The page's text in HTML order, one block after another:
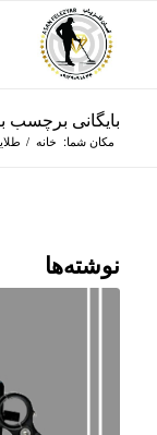
بایگانی برچسب
مکان شما: خانه /
نوشته‌ها